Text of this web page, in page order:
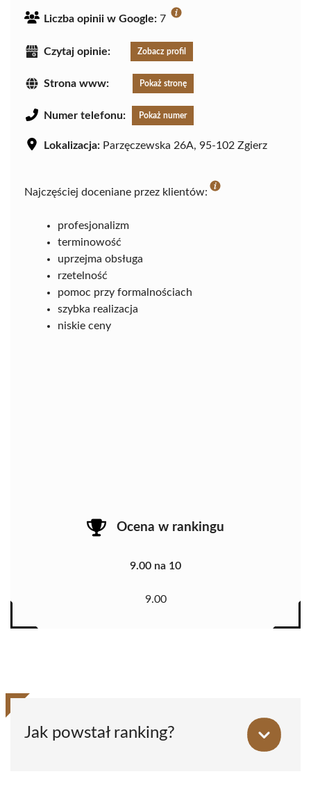
Liczba opinii w Google: 7
Czytaj opinie: Zobacz profil
Strona www: Pokaż stronę
Numer telefonu: Pokaż numer
Lokalizacja: Parzęczewska 26A, 95-102 Zgierz
Najczęściej doceniane przez klientów:
profesjonalizm
terminowość
uprzejma obsługa
rzetelność
pomoc przy formalnościach
szybka realizacja
niskie ceny
Ocena w rankingu
9.00 na 10
9.00
Jak powstał ranking?